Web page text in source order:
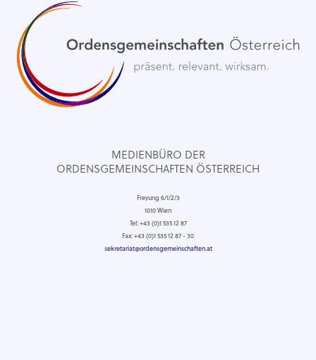
MEDIENBÜRO DER
ORDENSGEMEINSCHAFTEN ÖSTERREICH
Freyung 6/1/2/3
1010 Wien
Tel: +43 (0)1 535 12 87
Fax: +43 (0)1 535 12 87 - 30
sekretariat@ordensgemeinschaften.at